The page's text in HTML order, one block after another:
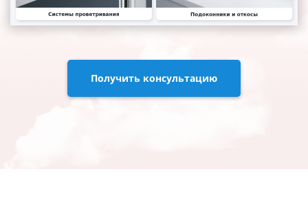
Получить консультацию